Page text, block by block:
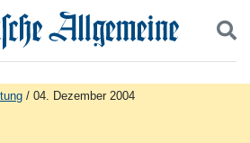
Politik
/ 04. Dezember 2004